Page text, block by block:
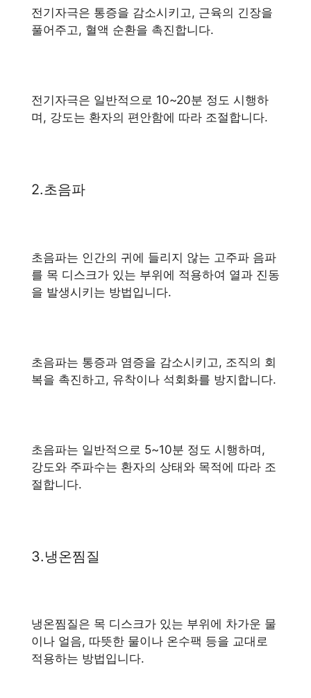
전기자극은 통증을 감소시키고, 근육의 긴장을
풀어주고, 혈액 순환을 촉진합니다.
전기자극은 일반적으로 10~20분 정도 시행하
며, 강도는 환자의 편안함에 따라 조절합니다.
2.초음파
초음파는 인간의 귀에 들리지 않는 고주파 음파
를 목 디스크가 있는 부위에 적용하여 열과 진동
을 발생시키는 방법입니다.
초음파는 통증과 염증을 감소시키고, 조직의 회
복을 촉진하고, 유착이나 석회화를 방지합니다.
초음파는 일반적으로 5~10분 정도 시행하며,
강도와 주파수는 환자의 상태와 목적에 따라 조
절합니다.
3.냉온찜질
냉온찜질은 목 디스크가 있는 부위에 차가운 물
이나 얼음, 따뜻한 물이나 온수팩 등을 교대로
적용하는 방법입니다.